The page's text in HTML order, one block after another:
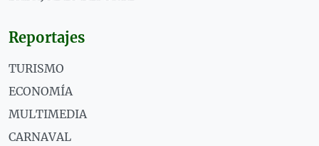
Reportajes
TURISMO
ECONOMÍA
MULTIMEDIA
CARNAVAL